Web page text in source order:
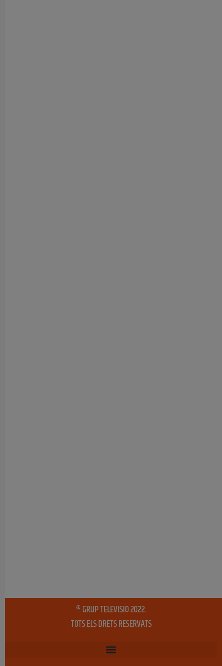
® GRUP TELEVISIO 2022.
TOTS ELS DRETS RESERVATS